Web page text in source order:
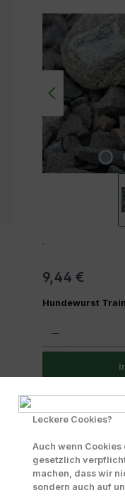
Bildergalerie
.
9,44 €
Hundewurst
Zum
INFO zu Liefer- und
Leckere Cookies?
Auch wenn
gesetzlich
machen, dass wir
sondern auch auf